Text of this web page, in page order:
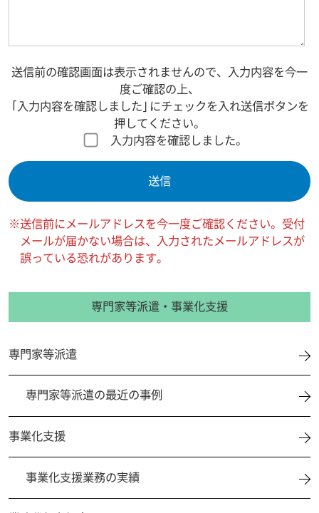
送信前の確認画面は表示されませんので、入力内容を今一
度ご確認の上、
「入力内容を確認しました」にチェックを入れ送信ボタンを
押してください。
入力内容を確認しました。
※送信前にメールアドレスを今一度ご確認ください。受付
メールが届かない場合は、入力されたメールアドレスが
誤っている恐れがあります。
専門家等派遣・事業化支援
専門家等派遣
専門家等派遣の最近の事例
事業化支援
事業化支援業務の実績